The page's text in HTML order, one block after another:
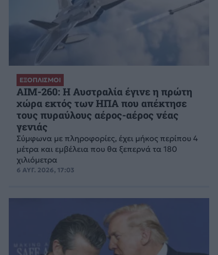
ΕΞΟΠΛΙΣΜΟΙ
AIM-260: Η Αυστραλία έγινε η πρώτη
χώρα εκτός των ΗΠΑ που απέκτησε
τους πυραύλους αέρος-αέρος νέας
γενιάς
Σύμφωνα με πληροφορίες, έχει μήκος περίπου 4
μέτρα και εμβέλεια που θα ξεπερνά τα 180
χιλιόμετρα
6 ΑΥΓ. 2026, 17:03